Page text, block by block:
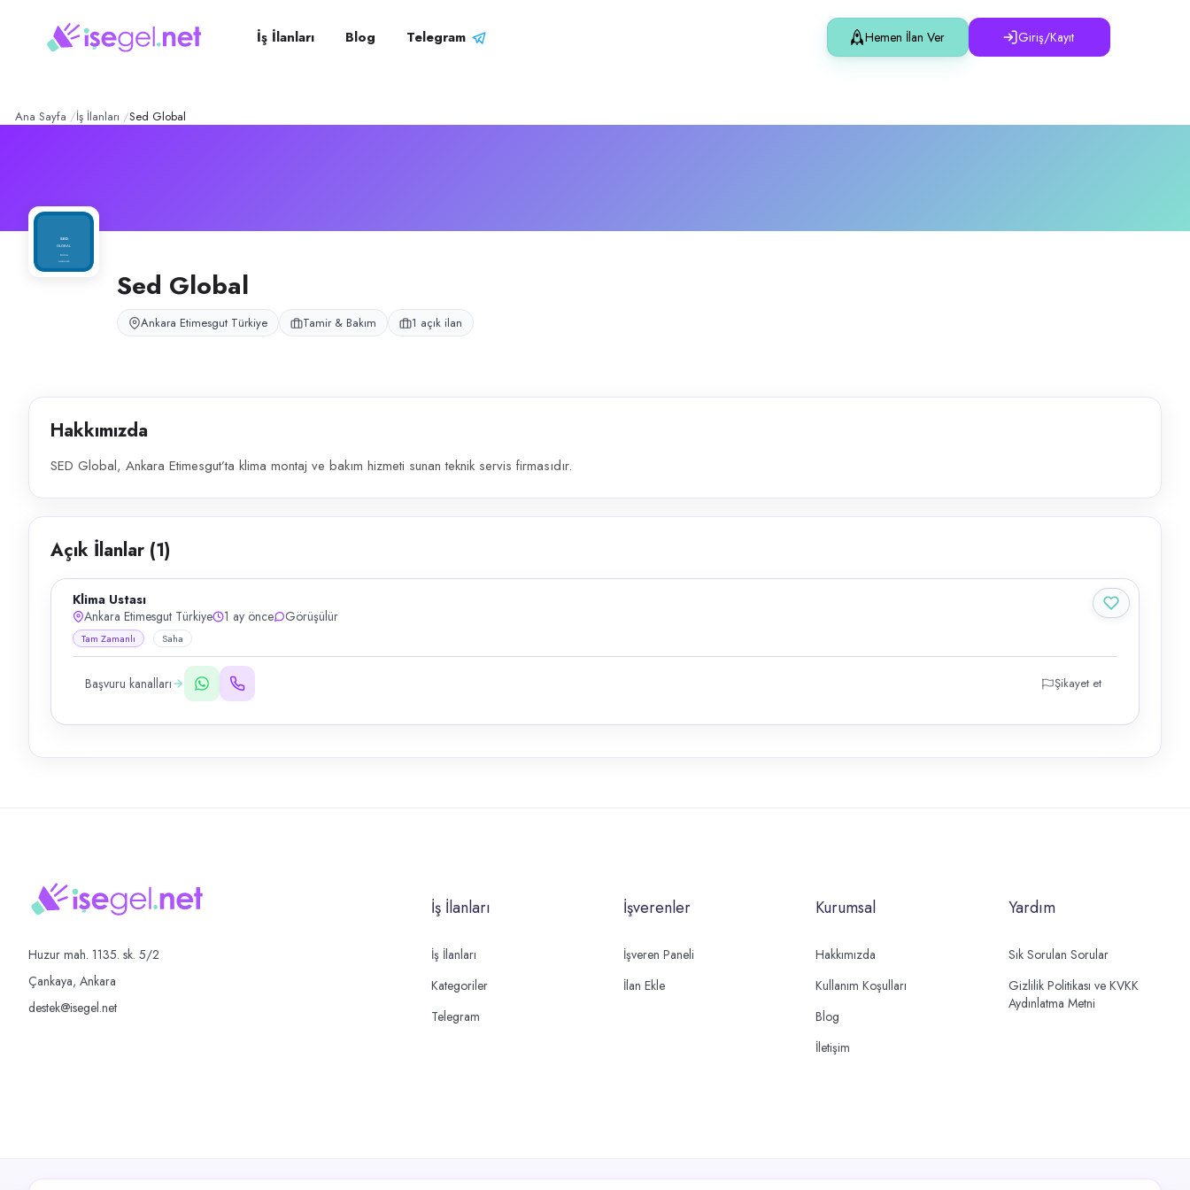
Global– Şirket Profili
SED Global, Ankara Etimesgut’ta klima montaj ve bakım hizmeti sunan teknik servis firmasıdır.
pozisyonlar
Klima Ustası
İş İlanları Blog Telegram Hemen İlan Ver Giriş/Kayıt
Ana Sayfa İş İlanları Sed Global
Sed Global
Ankara Etimesgut Türkiye Tamir & Bakım 1 açık ilan
Hakkımızda
SED Global, Ankara Etimesgut’ta klima montaj ve bakım hizmeti sunan teknik servis firmasıdır.
Açık İlanlar (1)
Klima Ustası
Ankara Etimesgut Türkiye
1 ay önce Görüşülür
Tam Zamanlı Saha
Başvuru kanalları Şikayet et
Huzur mah. 1135. sk. 5/2
Çankaya, Ankara
destek@isegel.net
İş İlanları
İş İlanları
Kategoriler
Telegram
İşverenler
İşveren Paneli
İlan Ekle
Kurumsal
Hakkımızda
Kullanım Koşulları
Blog
İletişim
Yardım
Sık Sorulan Sorular
Gizlilik Politikası ve KVKK
Aydınlatma Metni